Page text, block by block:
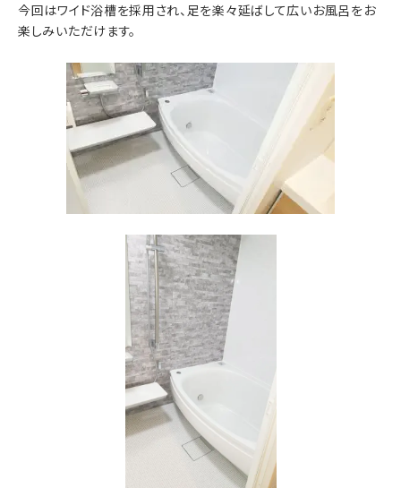
今回はワイド浴槽を採用され、足を楽々延ばして広いお風呂をお
楽しみいただけます。